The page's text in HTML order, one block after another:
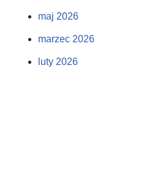
maj 2026
marzec 2026
luty 2026